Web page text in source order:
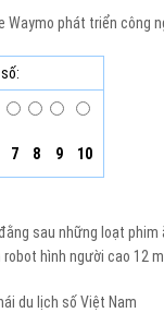
Waymo phát triển công
7 8 9 10
sau những loạt phim
robot hình người cao 12
du lịch số Việt Nam